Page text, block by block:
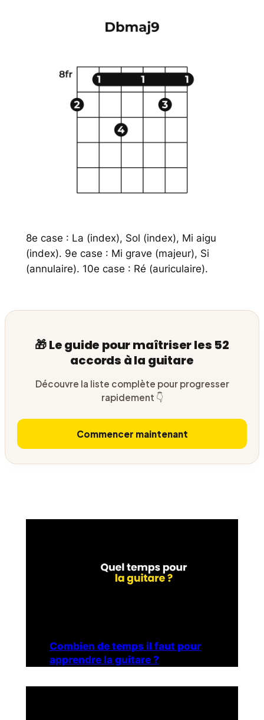
8e case : La (index), Sol (index), Mi aigu
(index). 9e case : Mi grave (majeur), Si
(annulaire). 10e case : Ré (auriculaire).
🎁 Le guide pour maîtriser les 52
accords à la guitare
Découvre la liste complète pour progresser
rapidement 👇
Commencer maintenant
Combien de temps il faut pour
apprendre la guitare ?